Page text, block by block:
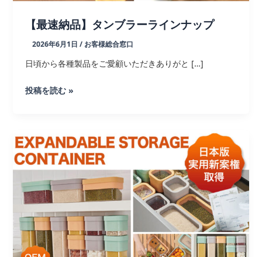
【最速納品】タンブラーラインナップ
2026年6月1日 / お客様総合窓口
日頃から各種製品をご愛顧いただきありがと […]
【最
品】
タ
ン
ラ
ー
ラ
イ
ン
投稿を読む »